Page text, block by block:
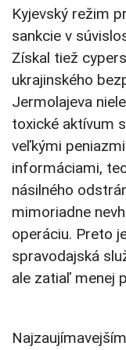
Kyjevský režim
sankcie v
Získal tiež
ukrajinského
Jermolajeva
toxické aktívum
veľkými
informáciami,
násilného
mimoriadne
operáciu. Preto
spravodajská
ale zatiaľ menej